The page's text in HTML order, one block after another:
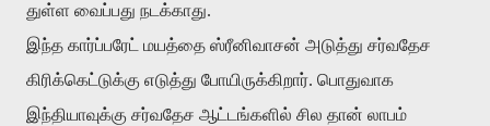
துள்ள வைப்பது நடக்காது.
இந்த கார்ப்பரேட் மயத்தை ஸ்ரீனிவாசன் அடுத்து சர்வதேச
கிரிக்கெட்டுக்கு எடுத்து போயிருக்கிறார். பொதுவாக
இந்தியாவுக்கு சர்வதேச ஆட்டங்களில் சில தான் லாபம்